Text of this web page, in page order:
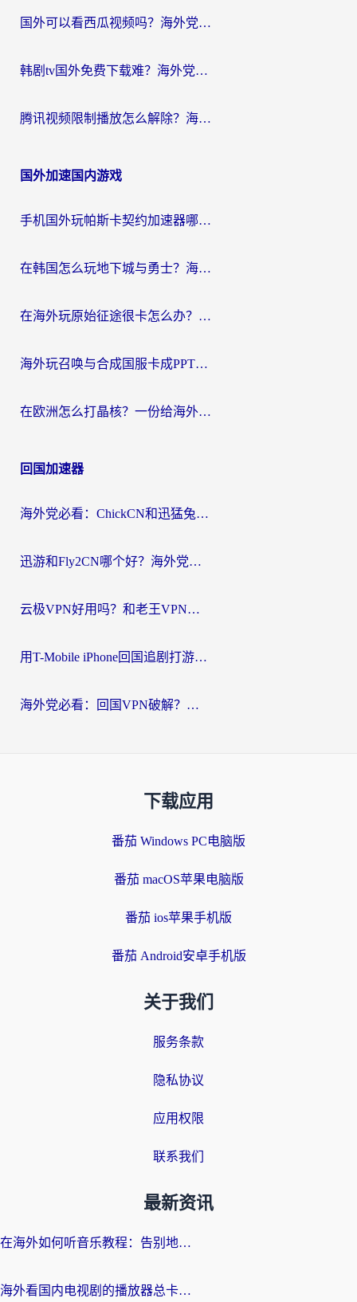
国外可以看西瓜视频吗？海外党追剧看片的终极解决方案
韩剧tv国外免费下载难？海外党看国内剧的加速器选择指南（附实用技巧）
腾讯视频限制播放怎么解除？海外党亲测有效的回国加速指南
国外加速国内游戏
手机国外玩帕斯卡契约加速器哪个好用？海外党国服游戏之路的救星
在韩国怎么玩地下城与勇士？海外党必看的国服游戏加速全攻略
在海外玩原始征途很卡怎么办？一份给游子的终极指南
海外玩召唤与合成国服卡成PPT？这篇解决办法让你丝滑操作
在欧洲怎么打晶核？一份给海外游子的网络加速生存指南
回国加速器
海外党必看：ChickCN和迅猛兔好用吗？3招教你选对回国加速器
迅游和Fly2CN哪个好？海外党回国加速器真实测评与选择心法
云极VPN好用吗？和老王VPN对比哪个回国效果更好？海外党必看的真实体验指南
用T-Mobile iPhone回国追剧打游戏，我差点把手机砸了
海外党必看：回国VPN破解？别踩坑！3步选对加速器无缝刷国内资源
下载应用
番茄 Windows PC电脑版
番茄 macOS苹果电脑版
番茄 ios苹果手机版
番茄 Android安卓手机版
关于我们
服务条款
隐私协议
应用权限
联系我们
最新资讯
在海外如何听音乐教程：告别地域限制，随时听见国内的声音
海外看国内电视剧的播放器总卡顿？选对回国加速器才是关键